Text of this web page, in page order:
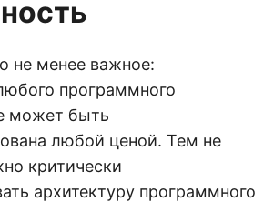
не менее важное:
программного
может быть
любой ценой. Тем не
критически
архитектуру программного